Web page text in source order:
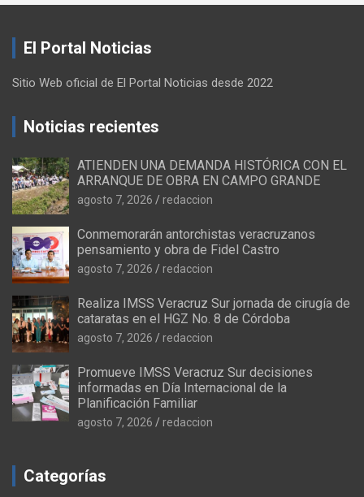
El Portal Noticias
Sitio Web oficial de El Portal Noticias desde 2022
Noticias recientes
ATIENDEN UNA DEMANDA HISTÓRICA CON EL
ARRANQUE DE OBRA EN CAMPO GRANDE
agosto 7, 2026 redaccion
Conmemorarán antorchistas veracruzanos
pensamiento y obra de Fidel Castro
agosto 7, 2026 redaccion
Realiza IMSS Veracruz Sur jornada de cirugía de
cataratas en el HGZ No. 8 de Córdoba
agosto 7, 2026 redaccion
Promueve IMSS Veracruz Sur decisiones
informadas en Día Internacional de la
Planificación Familiar
agosto 7, 2026 redaccion
Categorías